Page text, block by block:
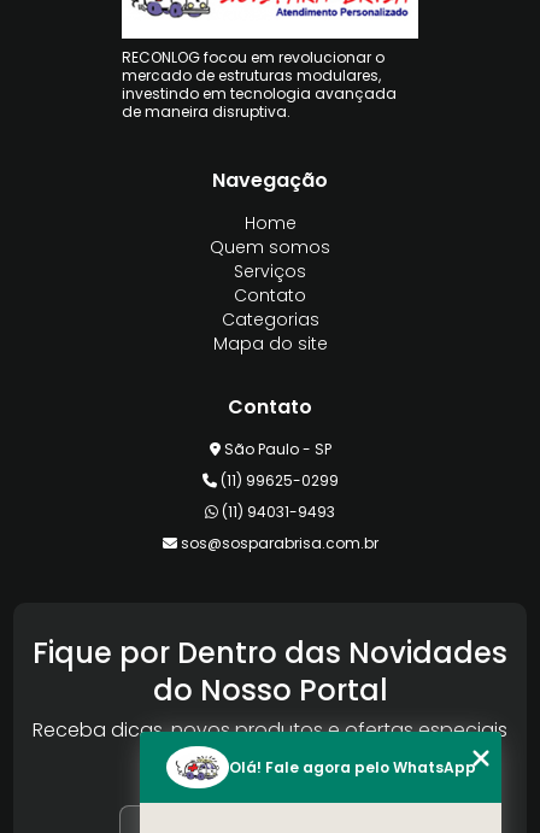
RECONLOG focou em revolucionar o
mercado de estruturas modulares,
investindo em tecnologia avançada
de maneira disruptiva.
Navegação
Home
Quem somos
Serviços
Contato
Categorias
Mapa do site
Contato
São Paulo - SP
(11) 99625-0299
(11) 94031-9493
sos@sosparabrisa.com.br
Fique por Dentro das Novidades
do Nosso Portal
Receba dicas, novos produtos e ofertas especiais
da Reconlog
Olá! Fale agora pelo WhatsApp